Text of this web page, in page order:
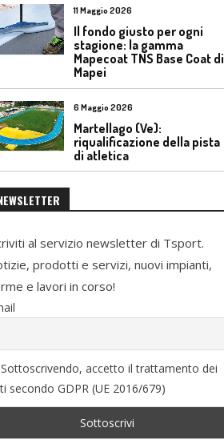
11 Maggio 2026
Il fondo giusto per ogni
stagione: la gamma
Mapecoat TNS Base Coat di
Mapei
6 Maggio 2026
Martellago (Ve):
riqualificazione della pista
di atletica
al servizio newsletter di Tsport.
prodotti e servizi, nuovi impianti,
e lavori in corso!
Sottoscrivendo, accetto il trattamento dei
secondo GDPR (UE 2016/679)